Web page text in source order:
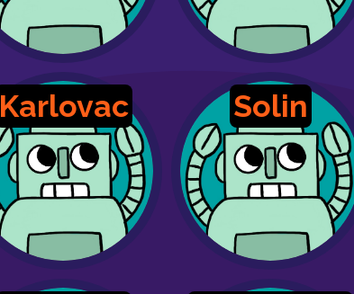
Karlovac Solin